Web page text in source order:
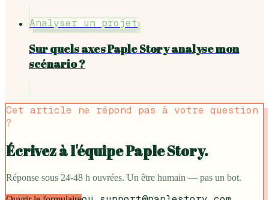
Analyser un projet
Sur quels axes Paple Story analyse mon
scénario ?
Cet article ne répond pas à votre question
?
Écrivez à l'équipe Paple Story.
Réponse sous 24-48 h ouvrées. Un être humain — pas un bot.